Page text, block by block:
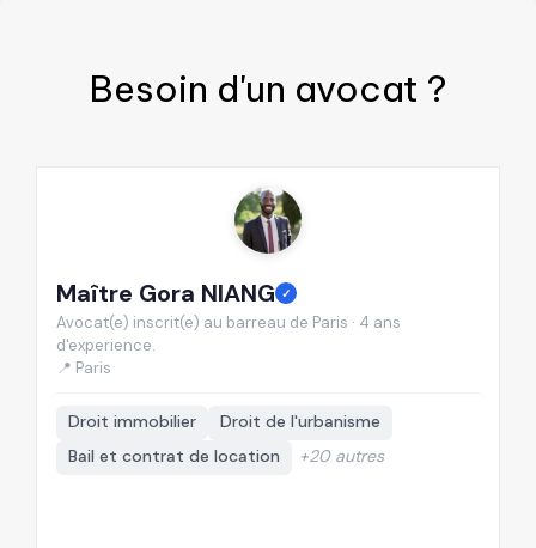
Besoin d'un avocat ?
Maître Gora NIANG ✓
Avocat(e) inscrit(e) au barreau de Paris · 4 ans
d'experience.
📍 Paris
Droit immobilier
Droit de l'urbanisme
Bail et contrat de location
+20 autres